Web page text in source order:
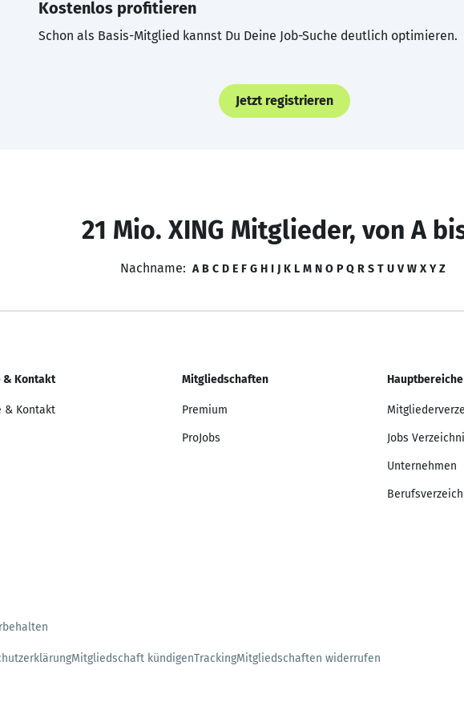
Kostenlos profitieren
Schon als Basis-Mitglied kannst Du Deine Job-Suche deutlich optimieren.
Jetzt registrieren
21 Mio. XING Mitglieder, von A
Nachname: A B C D E F G H I J K L M N O P Q R S T U V W X Y Z
& Kontakt
& Kontakt
Mitgliedschaften
Premium
ProJobs
Hauptbereiche
Jobs
Unternehmen
Mitgliedschaft kündigenTrackingMitgliedschaften widerrufen